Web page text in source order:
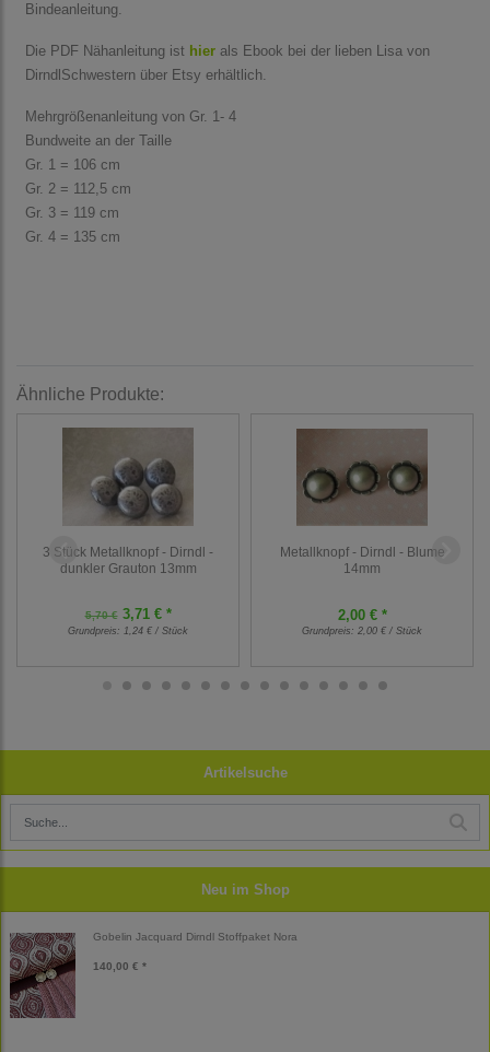
Artikelsuche
Neu im Shop
Gobelin Jacquard Dirndl Stoffpaket Nora
140,00 € *
Bindeanleitung.
Die PDF Nähanleitung ist hier als Ebook bei der lieben Lisa von
DirndlSchwestern über Etsy erhältlich.
Mehrgrößenanleitung von Gr. 1- 4
Bundweite an der Taille
Gr. 1 = 106 cm
Gr. 2 = 112,5 cm
Gr. 3 = 119 cm
Gr. 4 = 135 cm
Ähnliche Produkte:
3 Stück Metallknopf - Dirndl -
dunkler Grauton 13mm
5,70 €3,71 € *
Grundpreis: 1,24 € / Stück
Metallknopf - Dirndl - Blume
14mm
2,00 € *
Grundpreis: 2,00 € / Stück